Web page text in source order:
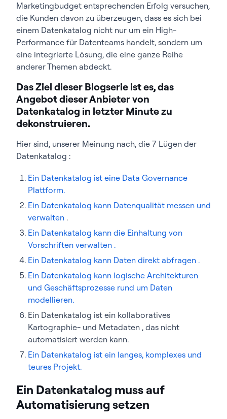
Marketingbudget entsprechenden Erfolg versuchen,
die Kunden davon zu überzeugen, dass es sich bei
einem Datenkatalog nicht nur um ein High-
Performance für Datenteams handelt, sondern um
eine integrierte Lösung, die eine ganze Reihe
anderer Themen abdeckt.
Das Ziel dieser Blogserie ist es, das
Angebot dieser Anbieter von
Datenkatalog in letzter Minute zu
dekonstruieren.
Hier sind, unserer Meinung nach, die 7 Lügen der
Datenkatalog :
Ein Datenkatalog ist eine Data Governance
Plattform.
Ein Datenkatalog kann Datenqualität messen und
verwalten .
Ein Datenkatalog kann die Einhaltung von
Vorschriften verwalten .
Ein Datenkatalog kann Daten direkt abfragen .
Ein Datenkatalog kann logische Architekturen
und Geschäftsprozesse rund um Daten
modellieren.
Ein Datenkatalog ist ein kollaboratives
Kartographie- und Metadaten , das nicht
automatisiert werden kann.
Ein Datenkatalog ist ein langes, komplexes und
teures Projekt.
Ein Datenkatalog muss auf
Automatisierung setzen